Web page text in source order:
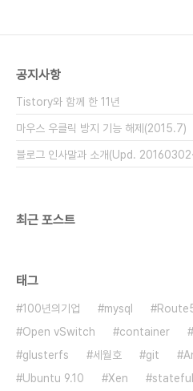
6일 야구선수 조성민 사망 10일 고영욱 미성년자
오원춘..
공지사항
Tistory와 함께 한 11년
마우스 우클릭 방지 기능 해제(2015.7)
블로그 인사말과 소개(Upd.
최근 포스트
태그
100년의기업 mysql
Open vSwitch
container
glusterfs
세월호 git
Ubuntu 9.10
Xen